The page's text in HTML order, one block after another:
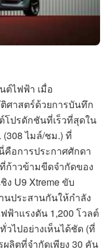
ต์ไฟฟ้า เมื่อ
ติศาสตร์ด้วยการบันทึก
โปรดักชันที่เร็วที่สุดใน
ไมล์/ชม.) ที่
คือการประกาศศักดา
ก้าวข้ามขีดจำกัดของ
ง U9 Xtreme ขับ
นประสานกันให้กำลัง
ฟ้าแรงดัน 1,200 โวลต์
วไปอย่างเห็นได้ชัด (ที่
ลิตที่จำกัดเพียง 30 คัน